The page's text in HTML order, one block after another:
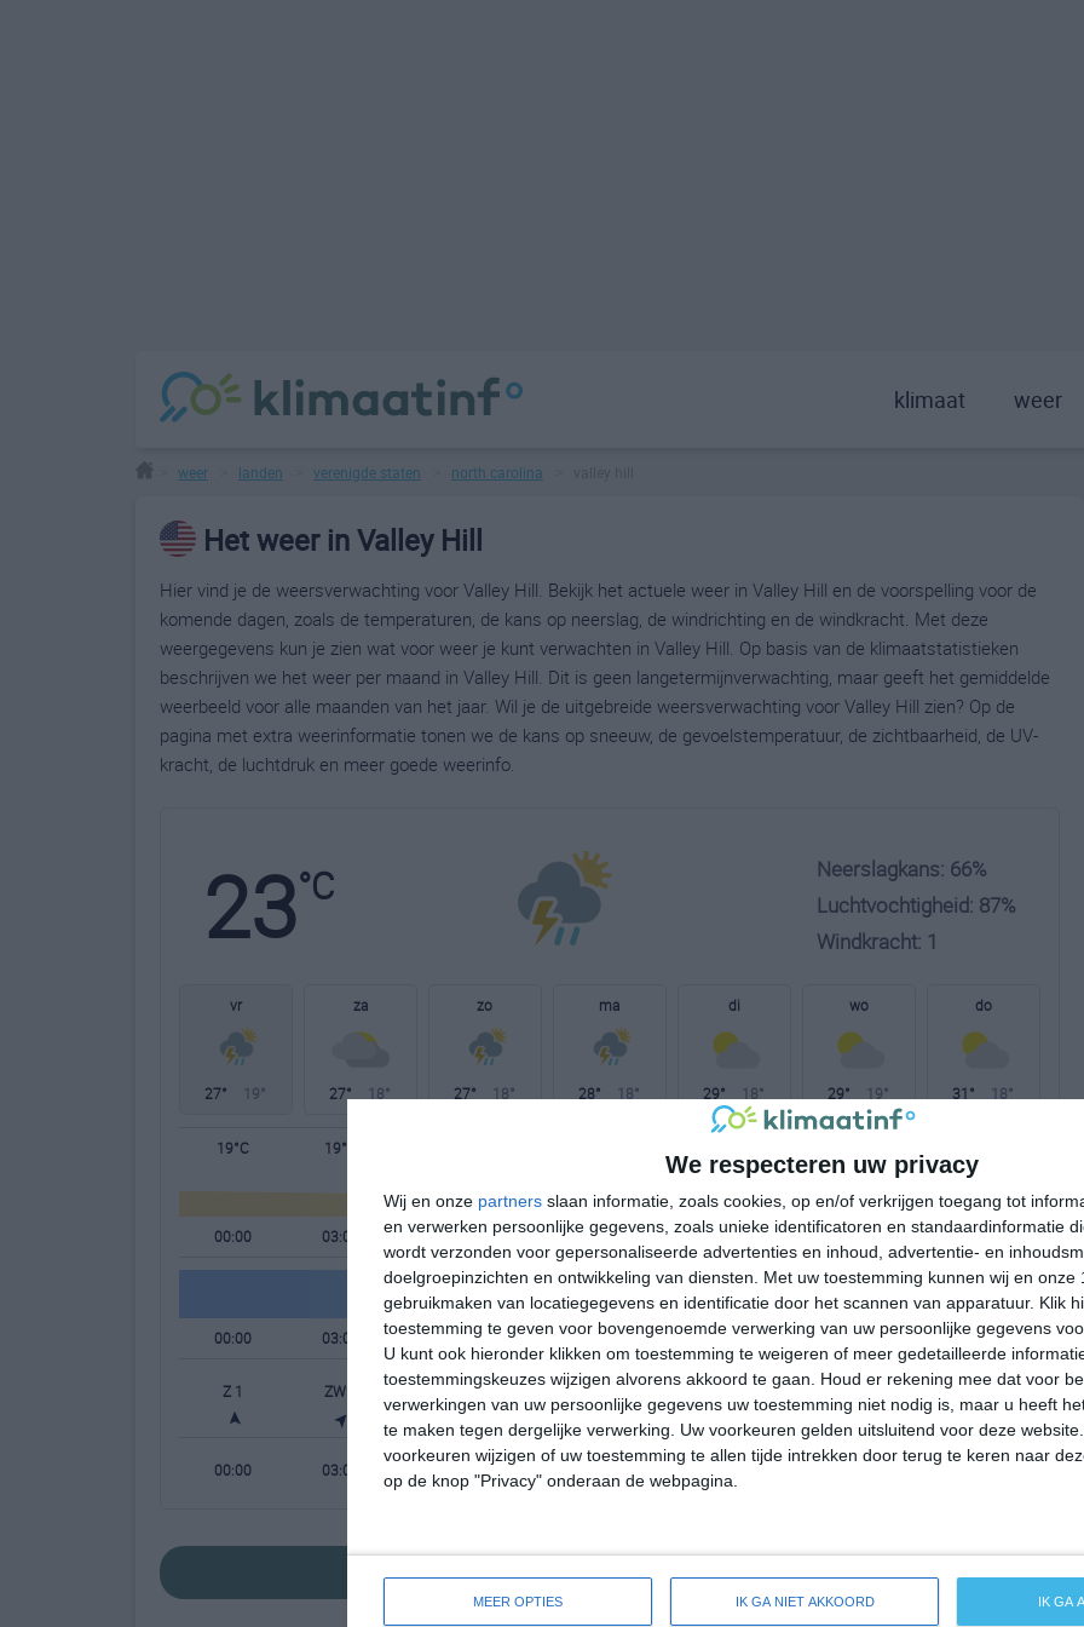
We respecteren uw privacy
Wij en onze partners slaan informatie, zoals cookies, op en/of verkrijgen toegang tot
en verwerken persoonlijke gegevens, zoals unieke identificatoren en standaardinformatie
wordt verzonden voor gepersonaliseerde advertenties en inhoud, advertentie- en
doelgroepinzichten en ontwikkeling van diensten.
Met uw toestemming kunnen wij en onze
gebruikmaken van locatiegegevens en identificatie door het scannen van apparatuur. Klik
toestemming te geven voor bovengenoemde verwerking van uw persoonlijke gegevens
U kunt ook hieronder klikken om toestemming te weigeren of meer gedetailleerde
toestemmingskeuzes wijzigen alvorens akkoord te gaan.
Houd er rekening mee dat voor
verwerkingen van uw persoonlijke gegevens uw toestemming niet nodig is, maar u heeft
te maken tegen dergelijke verwerking. Uw voorkeuren gelden uitsluitend voor deze
voorkeuren wijzigen of uw toestemming te allen tijde intrekken door terug te keren naar
op de knop "Privacy" onderaan de webpagina.
MEER OPTIES IK GA NIET AKKOORD IK GA
klimaat weer
weer landen verenigde staten north carolina
Het weer in Valley Hill
Hier vind je de weersverwachting voor Valley Hill. Bekijk het actuele weer in Valley Hill en de voorspelling voor de
komende dagen, zoals de temperaturen, de kans op neerslag, de windrichting en de windkracht. Met deze
weergegevens kun je zien wat voor weer je kunt verwachten in Valley Hill. Op basis van de klimaatstatistieken
beschrijven we het weer per maand in Valley Hill. Dit is geen langetermijnverwachting, maar geeft het gemiddelde
weerbeeld voor alle maanden van het jaar. Wil je de uitgebreide weersverwachting voor Valley Hill zien? Op de
pagina met extra weerinformatie tonen we de kans op sneeuw, de gevoelstemperatuur, de zichtbaarheid, de UV-
kracht, de luchtdruk en meer goede weerinfo.
23°C
Neerslagkans: 66%
Luchtvochtigheid: 87%
Windkracht: 1
vr
27° 19°
za
27° 18°
zo
27° 18°
ma
28° 18°
di
29° 18°
wo
29° 19°
do
31° 18°
19°C 19°C
00:00 03:00 06:00 09:00 12:00 15:00 18:00 21:00
00:00 03:00 06:00 09:00 12:00 15:00 18:00 21:00
Z 1 ZW 1 ZW 1 WZW 1 Z 1 Z 2 ZZW 2 ZZW 1
00:00 03:00 12:00 15:00
bekijk de uitgebreide weersverwachting voor Valley Hill